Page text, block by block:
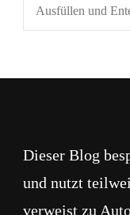
Suchst
du
Dieser Blog
und nutzt
verweist zu